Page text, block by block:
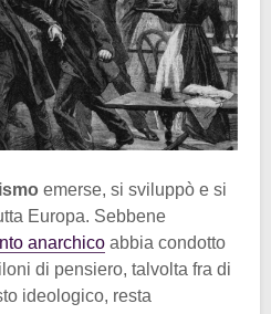
emerse, si sviluppò e si
Europa. Sebbene
anarchico abbia condotto
di pensiero, talvolta fra di
ideologico, resta